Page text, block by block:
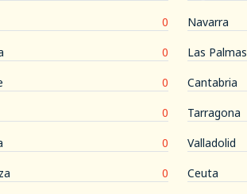
0
Navarra
0 Las Palmas
0 Cantabria
0
Tarragona
0 Valladolid
0 Ceuta